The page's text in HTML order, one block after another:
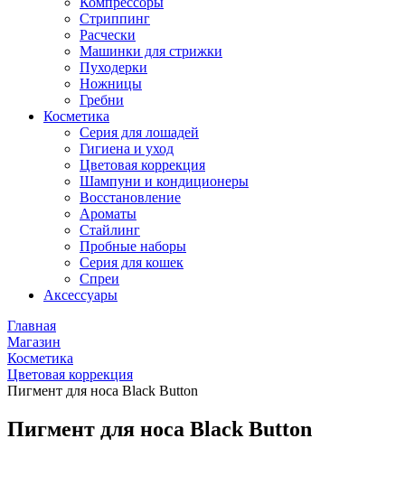
Стриппинг
Расчески
Машинки для стрижки
Пуходерки
Ножницы
Гребни
Косметика
Серия для лошадей
Гигиена и уход
Цветовая коррекция
Шампуни и кондиционеры
Восстановление
Ароматы
Стайлинг
Пробные наборы
Серия для кошек
Спреи
Аксессуары
Главная
Магазин
Косметика
Цветовая коррекция
Пигмент для носа Black Button
Пигмент для носа Black Button